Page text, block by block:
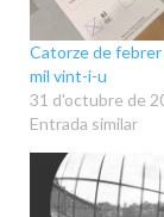
Catorze de febrer
mil vint-i-u
31 d'octubre de
Entrada similar